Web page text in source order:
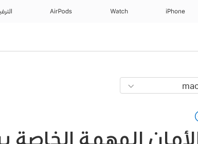
iPhone
Watch
AirPods
المهمة